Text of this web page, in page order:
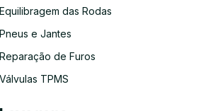
Equilibragem das Rodas
Pneus e Jantes
Reparação de Furos
Válvulas TPMS
Limpeza
do
Circuito
de
Refrigeração
Faróis